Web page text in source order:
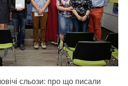
сльози: про що писали